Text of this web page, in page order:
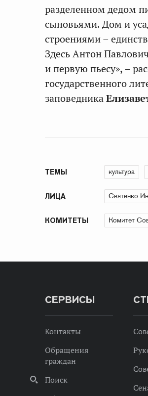
разделенном дедом
сыновьями. Дом и
строениями –
Здесь Антон
и первую пьесу», –
государственного
заповедника
ТЕМЫ культура
ЛИЦА Святенко
КОМИТЕТЫ Комитет
СЕРВИСЫ
Контакты
Обращения
граждан
Поиск